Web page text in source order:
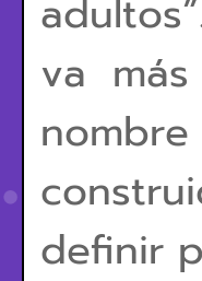
va
definir